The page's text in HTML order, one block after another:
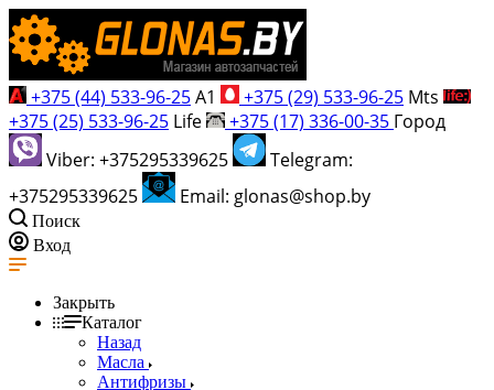
+375 (44) 533-96-25A1 +375 (29) 533-96-25 Mts
+375 (25) 533-96-25 Life +375 (17) 336-00-35 Город
Viber: +375295339625
Telegram:
+375295339625
Email: glonas@shop.by
Поиск
Вход
Закрыть
Каталог
Назад
Масла
Антифризы